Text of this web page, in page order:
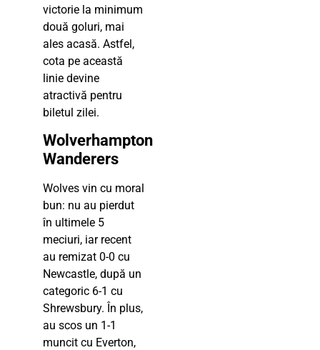
victorie la minimum
două goluri, mai
ales acasă. Astfel,
cota pe această
linie devine
atractivă pentru
biletul zilei.
Wolverhampton
Wanderers
Wolves vin cu moral
bun: nu au pierdut
în ultimele 5
meciuri, iar recent
au remizat 0-0 cu
Newcastle, după un
categoric 6-1 cu
Shrewsbury. În plus,
au scos un 1-1
muncit cu Everton,